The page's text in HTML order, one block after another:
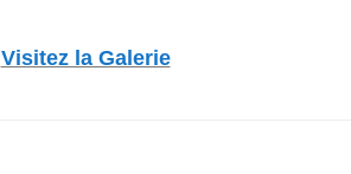
Visitez la Galerie